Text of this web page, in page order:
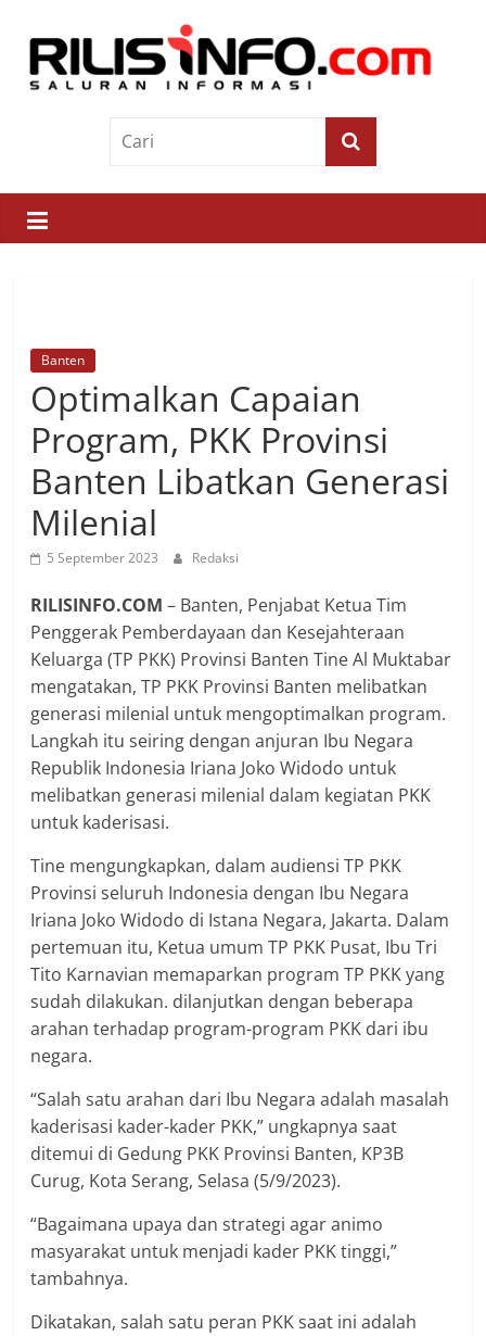
contentRilis
Saluran
Informasi
Banten
Optimalkan Capaian
Program, PKK Provinsi
Banten Libatkan Generasi
Milenial
5 September 2023 Redaksi
RILISINFO.COM – Banten, Penjabat Ketua Tim
Penggerak Pemberdayaan dan Kesejahteraan
Keluarga (TP PKK) Provinsi Banten Tine Al Muktabar
mengatakan, TP PKK Provinsi Banten melibatkan
generasi milenial untuk mengoptimalkan program.
Langkah itu seiring dengan anjuran Ibu Negara
Republik Indonesia Iriana Joko Widodo untuk
melibatkan generasi milenial dalam kegiatan PKK
untuk kaderisasi.
Tine mengungkapkan, dalam audiensi TP PKK
Provinsi seluruh Indonesia dengan Ibu Negara
Iriana Joko Widodo di Istana Negara, Jakarta. Dalam
pertemuan itu, Ketua umum TP PKK Pusat, Ibu Tri
Tito Karnavian memaparkan program TP PKK yang
sudah dilakukan. dilanjutkan dengan beberapa
arahan terhadap program-program PKK dari ibu
negara.
“Salah satu arahan dari Ibu Negara adalah masalah
kaderisasi kader-kader PKK,” ungkapnya saat
ditemui di Gedung PKK Provinsi Banten, KP3B
Curug, Kota Serang, Selasa (5/9/2023).
“Bagaimana upaya dan strategi agar animo
masyarakat untuk menjadi kader PKK tinggi,”
tambahnya.
Dikatakan, salah satu peran PKK saat ini adalah